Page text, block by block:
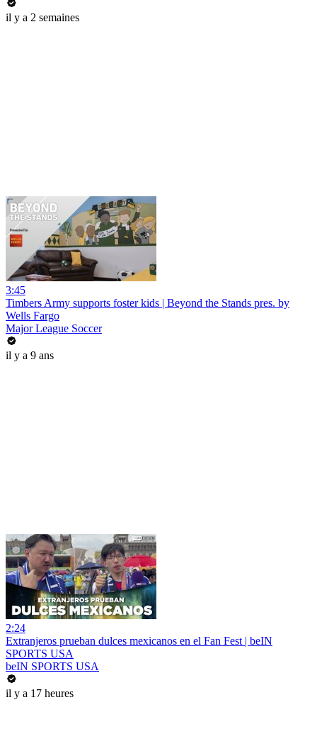
il y a 2 semaines
3:45
Timbers Army supports foster kids | Beyond the Stands pres. by
Wells Fargo
Major League Soccer
il y a 9 ans
2:24
Extranjeros prueban dulces mexicanos en el Fan Fest | beIN
SPORTS USA
beIN SPORTS USA
il y a 17 heures